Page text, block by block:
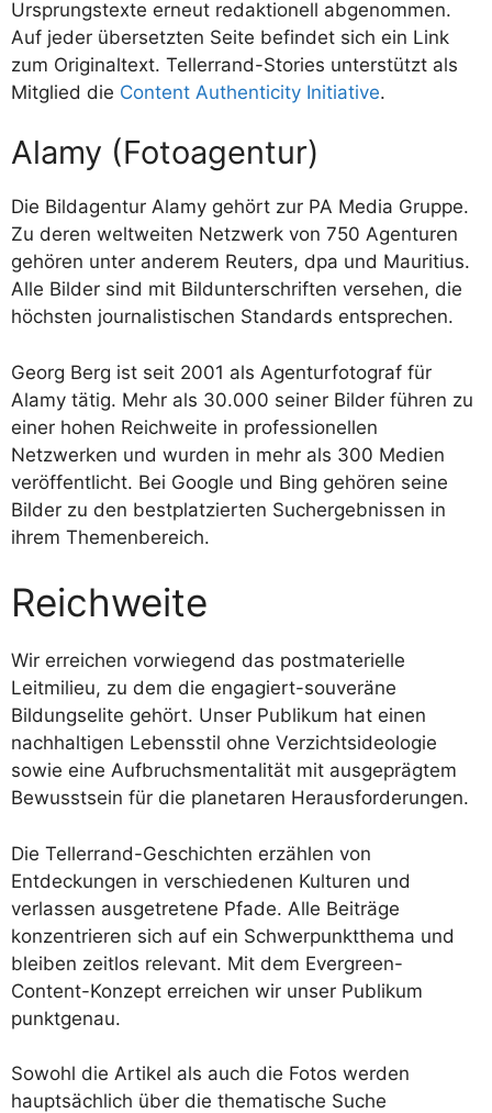
Ursprungstexte erneut redaktionell abgenommen.
Auf jeder übersetzten Seite befindet sich ein Link
zum Originaltext. Tellerrand-Stories unterstützt als
Mitglied die Content Authenticity Initiative.
Alamy (Fotoagentur)
Die Bildagentur Alamy gehört zur PA Media Gruppe.
Zu deren weltweiten Netzwerk von 750 Agenturen
gehören unter anderem Reuters, dpa und Mauritius.
Alle Bilder sind mit Bildunterschriften versehen, die
höchsten journalistischen Standards entsprechen.
Georg Berg ist seit 2001 als Agenturfotograf für
Alamy tätig. Mehr als 30.000 seiner Bilder führen zu
einer hohen Reichweite in professionellen
Netzwerken und wurden in mehr als 300 Medien
veröffentlicht. Bei Google und Bing gehören seine
Bilder zu den bestplatzierten Suchergebnissen in
ihrem Themenbereich.
Reichweite
Wir erreichen vorwiegend das postmaterielle
Leitmilieu, zu dem die engagiert-souveräne
Bildungselite gehört. Unser Publikum hat einen
nachhaltigen Lebensstil ohne Verzichtsideologie
sowie eine Aufbruchsmentalität mit ausgeprägtem
Bewusstsein für die planetaren Herausforderungen.
Die Tellerrand-Geschichten erzählen von
Entdeckungen in verschiedenen Kulturen und
verlassen ausgetretene Pfade. Alle Beiträge
konzentrieren sich auf ein Schwerpunktthema und
bleiben zeitlos relevant. Mit dem Evergreen-
Content-Konzept erreichen wir unser Publikum
punktgenau.
Sowohl die Artikel als auch die Fotos werden
hauptsächlich über die thematische Suche